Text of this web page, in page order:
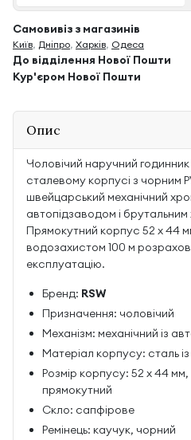
Самовивіз з магазинів
Київ, Дніпро, Харків, Одеса
До відділення Нової Пошти
Кур'єром Нової Пошти
Опис
Чоловічий наручний
сталевому корпусі з чорним
швейцарський механічний
автопідзаводом і
Прямокутний корпус 52 х 44
водозахистом 100 м
експлуатацію.
Бренд: RSW
Призначення: чоловічий
Механізм: механічний із
Матеріал корпусу: сталь
Розмір корпусу: 52 х 44
прямокутний
Скло: сапфірове
Ремінець: каучук, чорний